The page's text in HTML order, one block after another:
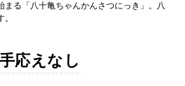
まる「八十亀ちゃんかんさつにっき」。八
応えなし